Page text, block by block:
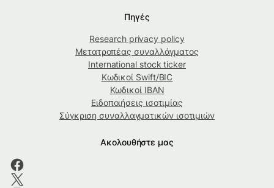
Πηγές
Research privacy policy
Μετατροπέας συναλλάγματος
International stock ticker
Κωδικοί Swift/BIC
Κωδικοί IBAN
Ειδοποιήσεις ισοτιμίας
Σύγκριση συναλλαγματικών ισοτιμιών
Ακολουθήστε μας